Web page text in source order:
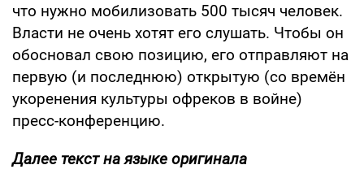
что нужно мобилизовать 500 тысяч человек.
Власти не очень хотят его слушать. Чтобы он
обосновал свою позицию, его отправляют на
первую (и последнюю) открытую (со времён
укоренения культуры офреков в войне)
пресс-конференцию.
Далее текст на языке оригинала